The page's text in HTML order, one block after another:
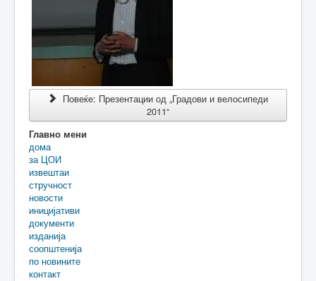
Повеќе: Презентации од „Градови и велосипеди
2011“
Главно мени
дома
за ЦОИ
извештаи
стручност
новости
иницијативи
документи
изданија
соопштенија
по новините
контакт